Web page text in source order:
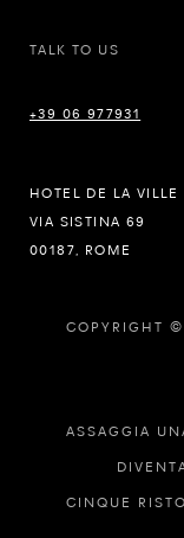
TALK TO US
+39 06 977931
HOTEL DE LA VILLE
VIA SISTINA 69
00187, ROME
COPYRIGHT
ASSAGGIA
CINQUE